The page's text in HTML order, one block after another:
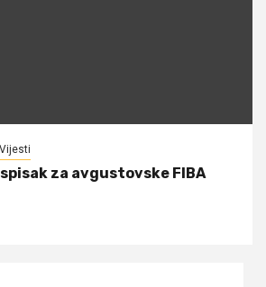
Vijesti
za avgustovske FIBA